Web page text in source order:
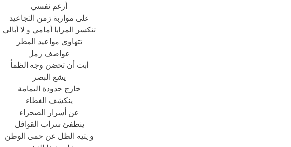
أرغم نفسي
على مواربة زمن التجاعيد
تنكسر المرايا أمامي و لا أبالي
تتهاوى مواعيد المطر
عواصف رمل
أبت أن تحضن وجه الظمأ
يشع البصر
خارج حدودة اليمامة
ينكشف الغطاء
عن أسرار الصحراء
ينطفئ سراب القوافل
و يتيه الظل عن حمى الوطن